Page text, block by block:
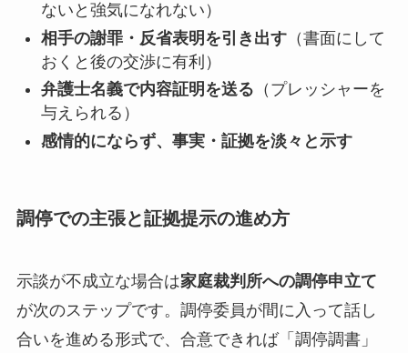
ないと強気になれない）
相手の謝罪・反省表明を引き出す（書面にして
おくと後の交渉に有利）
弁護士名義で内容証明を送る （プレッシャーを
与えられる）
感情的にならず、事実・証拠を淡々と示す
調停での主張と証拠提示の進め方
示談が不成立な場合は家庭裁判所への調停申立て
が次のステップです。調停委員が間に入って話し
合いを進める形式で、合意できれば「調停調書」